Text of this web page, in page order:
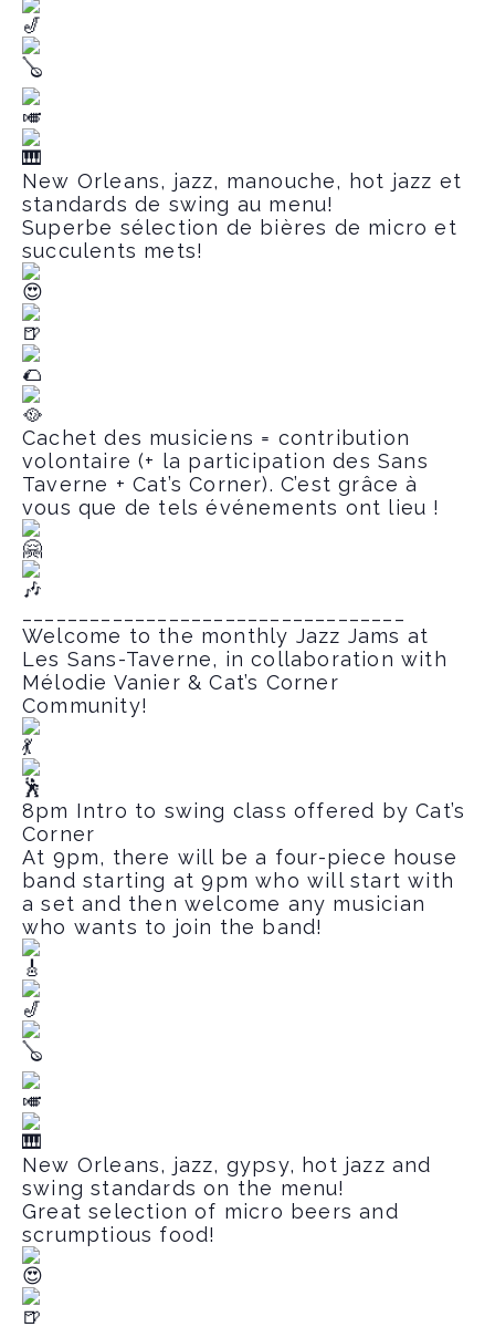
New Orleans, jazz, manouche, hot jazz et
standards de swing au menu!
Superbe sélection de bières de micro et
succulents mets!
Cachet des musiciens = contribution
volontaire (+ la participation des Sans
Taverne + Cat’s Corner). C’est grâce à
vous que de tels événements ont lieu !
Welcome to the monthly Jazz Jams at
Les Sans-Taverne, in collaboration with
Mélodie Vanier & Cat’s Corner
Community!
8pm Intro to swing class offered by Cat’s
Corner
At 9pm, there will be a four-piece house
band starting at 9pm who will start with
a set and then welcome any musician
who wants to join the band!
New Orleans, jazz, gypsy, hot jazz and
swing standards on the menu!
Great selection of micro beers and
scrumptious food!